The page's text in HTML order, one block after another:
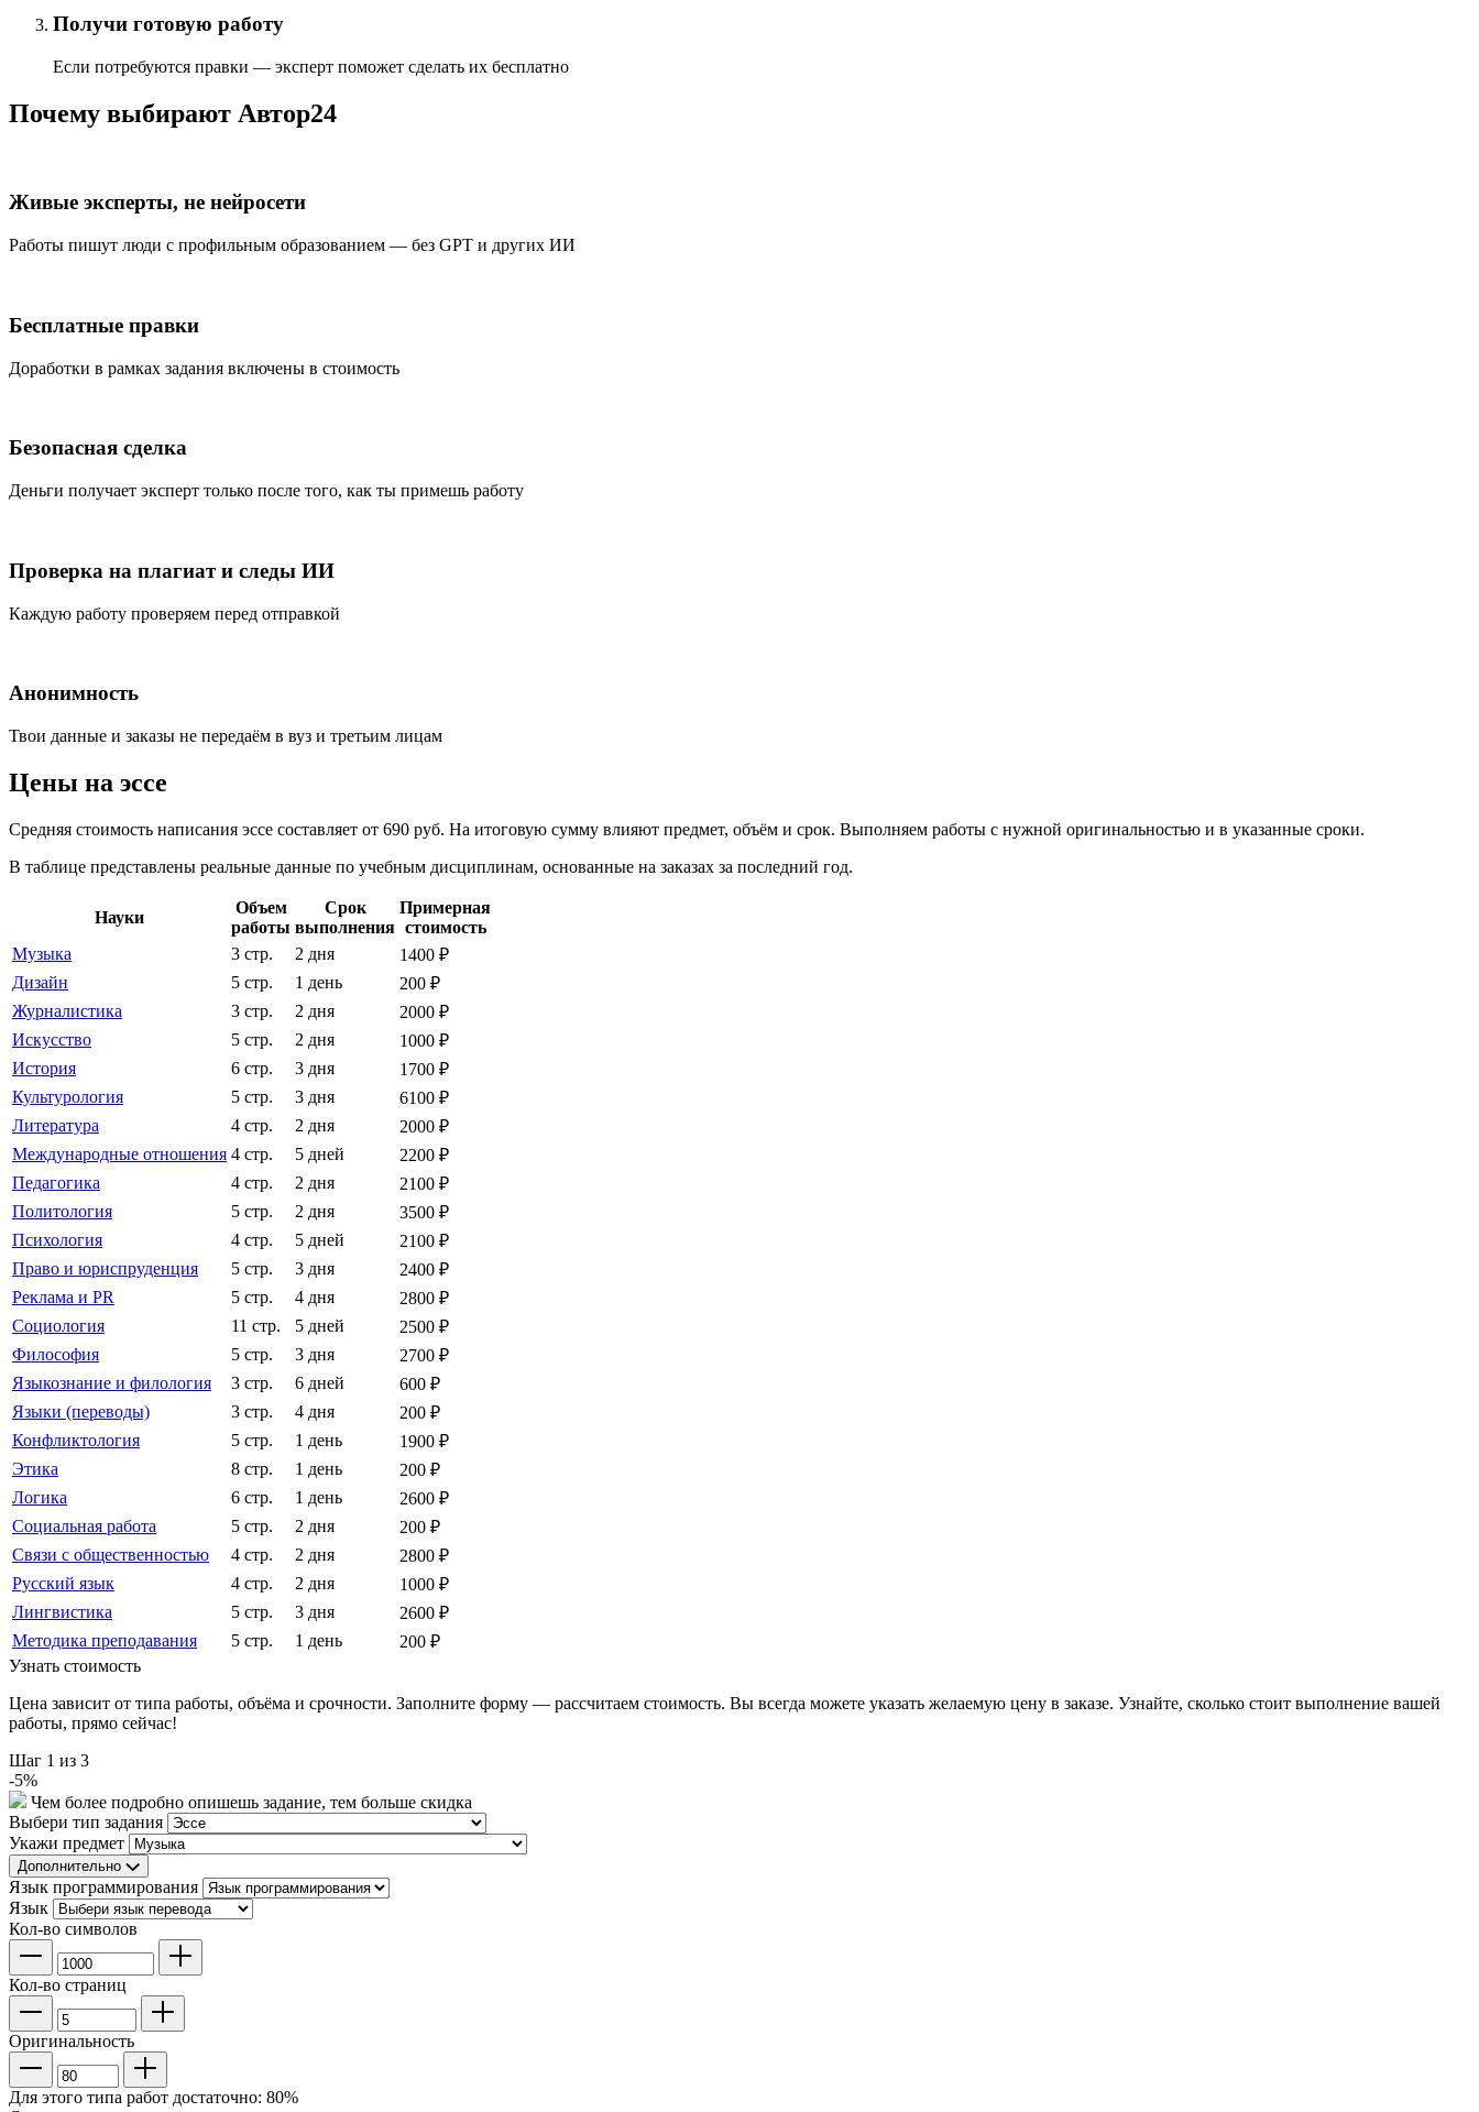
Получи готовую работу
Если потребуются правки — эксперт поможет сделать их бесплатно
Почему выбирают Автор24
Живые эксперты, не нейросети
Работы пишут люди с профильным образованием — без GPT и других ИИ
Бесплатные правки
Доработки в рамках задания включены в стоимость
Безопасная сделка
Деньги получает эксперт только после того, как ты примешь работу
Проверка на плагиат и следы ИИ
Каждую работу проверяем перед отправкой
Анонимность
Твои данные и заказы не передаём в вуз и третьим лицам
Цены на эссе
Средняя стоимость написания эссе составляет от 690 руб. На итоговую сумму влияют предмет, объём и срок. Выполняем работы с нужной оригинальностью и в указанные сроки.
В таблице представлены реальные данные по учебным дисциплинам, основанные на заказах за последний год.
Науки
Объем
работы
Срок
выполнения
Примерная
стоимость
Музыка
3 стр. 2 дня
1400 ₽
Дизайн
5 стр. 1 день
200 ₽
Журналистика
3 стр. 2 дня
2000 ₽
Искусство
5 стр. 2 дня
1000 ₽
История
6 стр. 3 дня
1700 ₽
Культурология
5 стр. 3 дня
6100 ₽
Литература
4 стр. 2 дня
2000 ₽
Международные отношения 4 стр. 5 дней
2200 ₽
Педагогика
4 стр. 2 дня
2100 ₽
Политология
5 стр. 2 дня
3500 ₽
Психология
4 стр. 5 дней
2100 ₽
Право и юриспруденция
5 стр. 3 дня
2400 ₽
Реклама и PR
5 стр. 4 дня
2800 ₽
Социология
11 стр. 5 дней
2500 ₽
Философия
5 стр. 3 дня
2700 ₽
Языкознание и филология
3 стр. 6 дней
600 ₽
Языки (переводы)
3 стр. 4 дня
200 ₽
Конфликтология
5 стр. 1 день
1900 ₽
Этика
8 стр. 1 день
200 ₽
Логика
6 стр. 1 день
2600 ₽
Социальная работа
5 стр. 2 дня
200 ₽
Связи с общественностью
4 стр. 2 дня
2800 ₽
Русский язык
4 стр. 2 дня
1000 ₽
Лингвистика
5 стр. 3 дня
2600 ₽
Методика преподавания
5 стр. 1 день
200 ₽
Узнать стоимость
Цена зависит от типа работы, объёма и срочности. Заполните форму — рассчитаем стоимость. Вы всегда можете указать желаемую цену в заказе. Узнайте, сколько стоит выполнение вашей
работы, прямо сейчас!
Шаг 1 из 3
-5%
Чем более подробно опишешь задание, тем больше скидка
Выбери тип задания
Укажи предмет
Дополнительно
Язык программирования
Язык
Кол-во символов
Кол-во страниц
Оригинальность
Для этого типа работ достаточно: 80%